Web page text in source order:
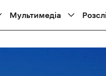
Мультимедіа